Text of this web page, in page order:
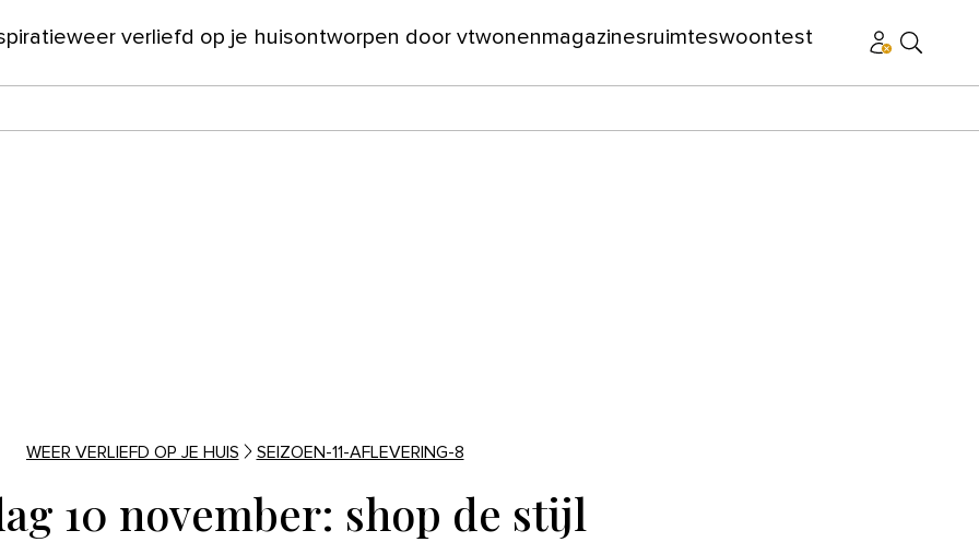
weer verliefd op je huisontworpen door vtwonenmagazinesruimteswoontest
WEER VERLIEFD OP JE HUIS SEIZOEN-11-AFLEVERING-8
10 november: shop de stijl